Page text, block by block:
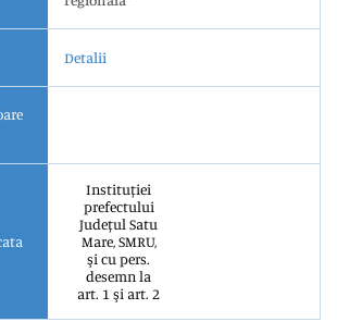
Detalii
Instituției
prefectului
Județul Satu
Mare, SMRU,
şi cu pers.
desemn la
art. 1 şi art. 2